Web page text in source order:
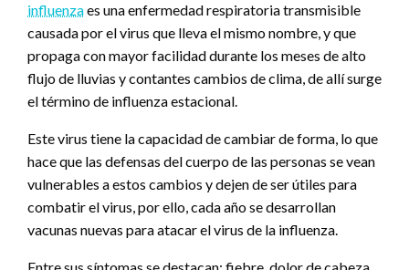
influenzaes una enfermedad respiratoria transmisible
causada por el virus que lleva el mismo nombre, y que
propaga con mayor facilidad durante los meses de alto
flujo de lluvias y contantes cambios de clima, de allí surge
el término de influenza estacional.
Este virus tiene la capacidad de cambiar de forma, lo que
hace que las defensas del cuerpo de las personas se vean
vulnerables a estos cambios y dejen de ser útiles para
combatir el virus, por ello, cada año se desarrollan
vacunas nuevas para atacar el virus de la influenza.